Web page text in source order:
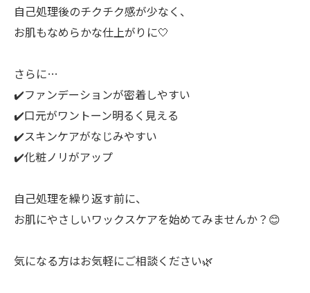
自己処理後のチクチク感が少なく、
お肌もなめらかな仕上がりに🤍
さらに…
✔️ファンデーションが密着しやすい
✔️口元がワントーン明るく見える
✔️スキンケアがなじみやすい
✔️化粧ノリがアップ
自己処理を繰り返す前に、
お肌にやさしいワックスケアを始めてみませんか？😊
気になる方はお気軽にご相談ください🌿